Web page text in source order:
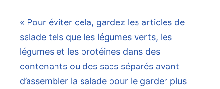
« Pour éviter cela, gardez les articles de
salade tels que les légumes verts, les
légumes et les protéines dans des
contenants ou des sacs séparés avant
d’assembler la salade pour le garder plus